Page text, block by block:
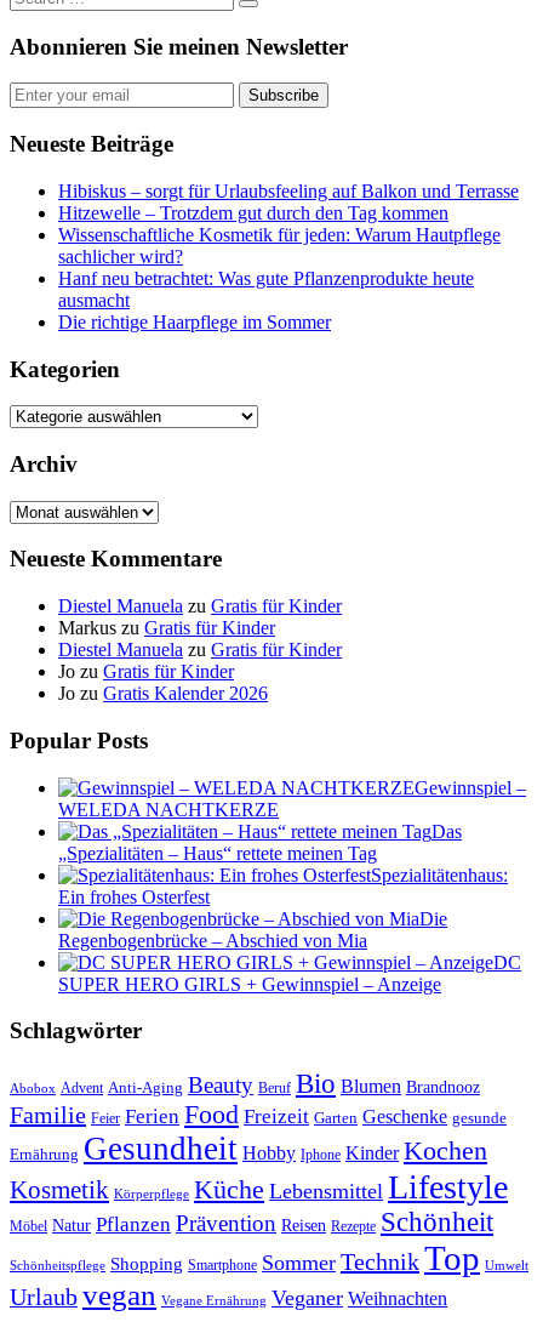
Abonnieren Sie meinen Newsletter
Subscribe
Neueste Beiträge
Hibiskus – sorgt für Urlaubsfeeling auf Balkon und Terrasse
Hitzewelle – Trotzdem gut durch den Tag kommen
Wissenschaftliche Kosmetik für jeden: Warum Hautpflege
sachlicher wird?
Hanf neu betrachtet: Was gute Pflanzenprodukte heute
ausmacht
Die richtige Haarpflege im Sommer
Kategorien
Kategorien
Archiv
Archiv
Neueste Kommentare
Diestel Manuela zu Gratis für Kinder
Markus zu Gratis für Kinder
Diestel Manuela zu Gratis für Kinder
Jo zu Gratis für Kinder
Jo zu Gratis Kalender 2026
Popular Posts
Gewinnspiel –
WELEDA NACHTKERZE
Das
„Spezialitäten – Haus“ rettete meinen Tag
Spezialitätenhaus:
Ein frohes Osterfest
Die
Regenbogenbrücke – Abschied von Mia
DC
SUPER HERO GIRLS + Gewinnspiel – Anzeige
Schlagwörter
Abobox Advent Anti-Aging Beauty Beruf Bio Blumen Brandnooz
Familie Feier Ferien Food Freizeit Garten Geschenke gesunde
Ernährung Gesundheit Hobby Iphone Kinder Kochen
Kosmetik Körperpflege Küche Lebensmittel Lifestyle
Möbel Natur Pflanzen Prävention Reisen Rezepte Schönheit
Schönheitspflege Shopping Smartphone Sommer TechnikTop Umwelt
Urlaubvegan Vegane Ernährung Veganer Weihnachten